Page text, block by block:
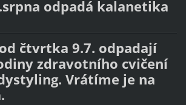
odpadá kalanetika
čtvrtka 9.7. odpadají
zdravotního cvičení
Vrátíme je na